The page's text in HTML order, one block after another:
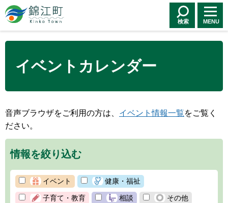
錦江町 Kinko
Town
検索 MENU
イベントカレンダー
音声ブラウザをご利用の方は、 イベント情報一覧をご覧く
ださい。
情報を絞り込む
イベント 健康・福祉
子育て・教育 相談 その他